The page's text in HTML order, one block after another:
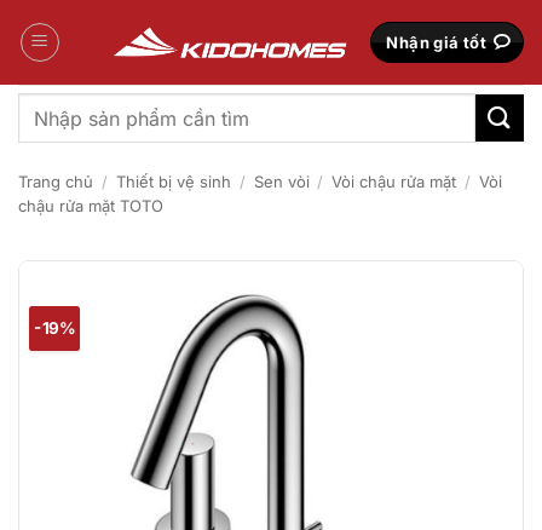
qua
Nhận giá tốt
Tìm
kiếm:
Trang chủ / Thiết bị vệ sinh / Sen vòi / Vòi chậu rửa mặt / Vòi
chậu rửa mặt TOTO
-19%